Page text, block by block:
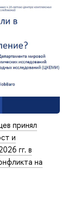
принял
и
гг. в
на